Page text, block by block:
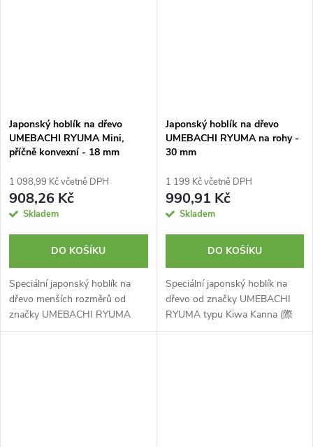
Japonský hoblík na dřevo
UMEBACHI RYUMA Mini,
příčně konvexní - 18 mm
1 098,99 Kč včetně DPH
908,26 Kč
Skladem
DO KOŠÍKU
Speciální japonský hoblík na
dřevo menších rozměrů od
značky UMEBACHI RYUMA
typu Sotomaru Kanna s
Japonský hoblík na dřevo
UMEBACHI RYUMA na rohy -
30 mm
1 199 Kč včetně DPH
990,91 Kč
Skladem
DO KOŠÍKU
Speciální japonský hoblík na
dřevo od značky UMEBACHI
RYUMA typu Kiwa Kanna (際
鉋) se šikmou čepelí u kraje.